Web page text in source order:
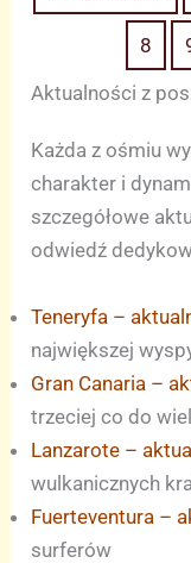
8
Aktualności z
Każda z ośmiu
charakter i
szczegółowe
odwiedź
Teneryfa –
największej
Gran Canaria –
trzeciej co do
Lanzarote –
wulkanicznych
Fuerteventura –
surferów